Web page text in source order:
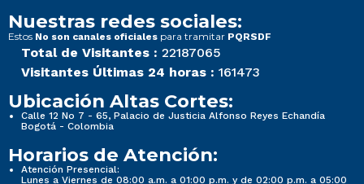
Nuestras redes sociales:
Estos No son canales oficiales para tramitar PQRSDF
Total de Visitantes : 22187065
Visitantes Últimas 24 horas : 161473
Ubicación Altas Cortes:
Calle 12 No 7 - 65, Palacio de Justicia Alfonso Reyes Echandía
Bogotá - Colombia
Horarios de Atención:
Atención Presencial:
Lunes a Viernes de 08:00 a.m. a 01:00 p.m. y de 02:00 p.m. a 05:00